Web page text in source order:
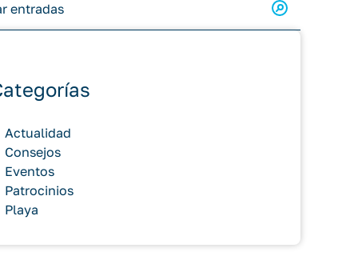
Actualidad
Consejos
Eventos
Patrocinios
Playa